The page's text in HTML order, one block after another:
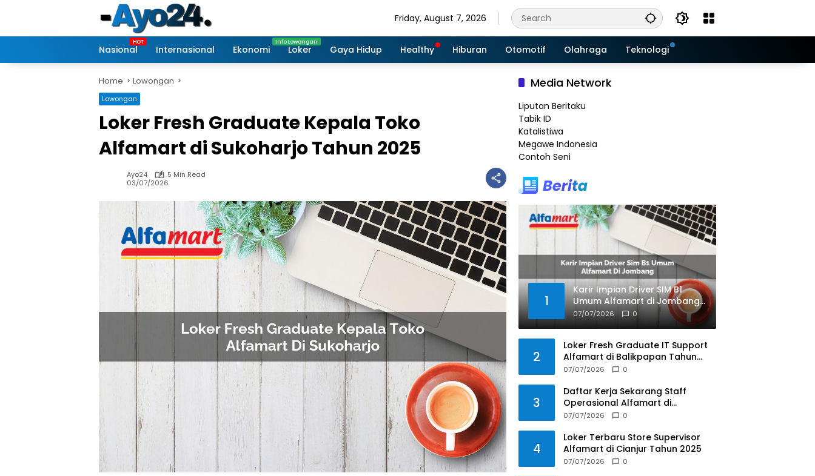
Friday, August 7, 2026
Nasional Internasional Ekonomi Loker Gaya Hidup Healthy Hiburan Otomotif Olahraga Teknologi
Home Lowongan
Lowongan
Loker Fresh Graduate Kepala Toko
Alfamart di Sukoharjo Tahun 2025
Ayo24
5 Min Read
03/07/2026
Media Network
Liputan Beritaku
Tabik ID
Katalistiwa
Megawe Indonesia
Contoh Seni
1
Karir Impian Driver SIM B1
Umum Alfamart di Jombang
Tahun 2025
07/07/2026 0
2
Loker Fresh Graduate IT Support
Alfamart di Balikpapan Tahun
2025
07/07/2026 0
3
Daftar Kerja Sekarang Staff
Operasional Alfamart di
Balikpapan Tahun 2025
07/07/2026 0
4
Loker Terbaru Store Supervisor
Alfamart di Cianjur Tahun 2025
07/07/2026 0